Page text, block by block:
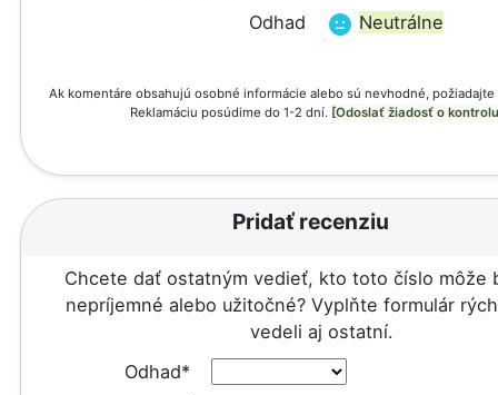
Odhad
Neutrálne
Ak komentáre obsahujú osobné informácie alebo sú nevhodné,
Reklamáciu posúdime do 1-2 dní. [Odoslať žiadosť o
Pridať recenziu
Chcete dať ostatným vedieť, kto toto číslo môže
nepríjemné alebo užitočné? Vyplňte formulár
vedeli aj ostatní.
Odhad*